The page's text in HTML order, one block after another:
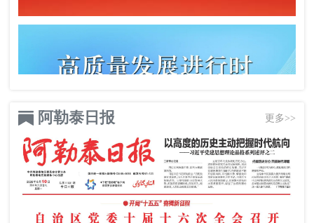
阿勒泰日报 更多>>